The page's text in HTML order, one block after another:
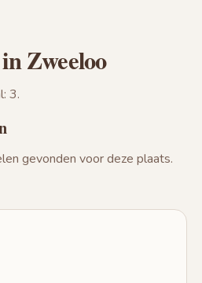
Zweeloo
3.
gevonden voor deze plaats.